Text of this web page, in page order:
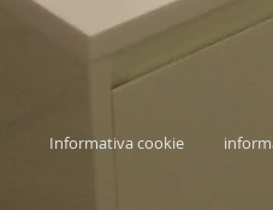
Informativa cookie